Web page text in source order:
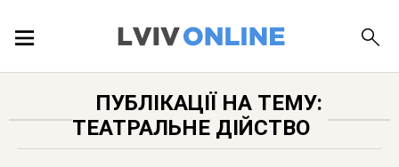
ЛОКАЦІЇ
ПУБЛІКАЦІЇ НА ТЕМУ:
ТЕАТРАЛЬНЕ ДІЙСТВО